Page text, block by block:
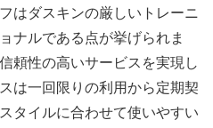
はダスキンの厳しいトレーニ
ナルである点が挙げられま
頼性の高いサービスを実現し
は一回限りの利用から定期契
タイルに合わせて使いやすい